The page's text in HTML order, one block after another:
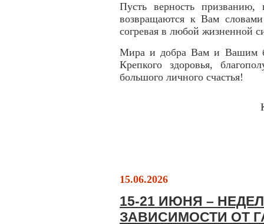
Пусть верность
возвращаются к Вам словами
согревая в любой жизненной
Мира и добра Вам и Вашим
Крепкого здоровья,
большого личного счастья!
15.06.2026
15-21 ИЮНЯ –
ЗАВИСИМОСТИ ОТ